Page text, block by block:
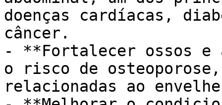
doenças cardíacas,
câncer.
- **Fortalecer ossos e
o risco de
relacionadas ao